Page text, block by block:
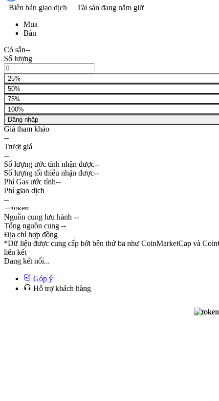
Biên bản giao dịch
Tài sản đang nắm giữ
Mua
Bán
Có sẵn--
Số lượng
25%
50%
75%
100%
Đăng nhập
Giá tham khảo
--
Trượt giá
--
Số lượng ước tính nhận được--
Số lượng tối thiểu nhận được--
Phí Gas ước tính--
Phí giao dịch
--
Nguồn cung lưu hành --
Tổng nguồn cung --
Địa chỉ hợp đồng
*Dữ liệu được cung cấp bởi bên thứ ba như CoinMarketCap và
liên kết
Đang kết nối...
Góp ý
Hỗ trợ khách hàng